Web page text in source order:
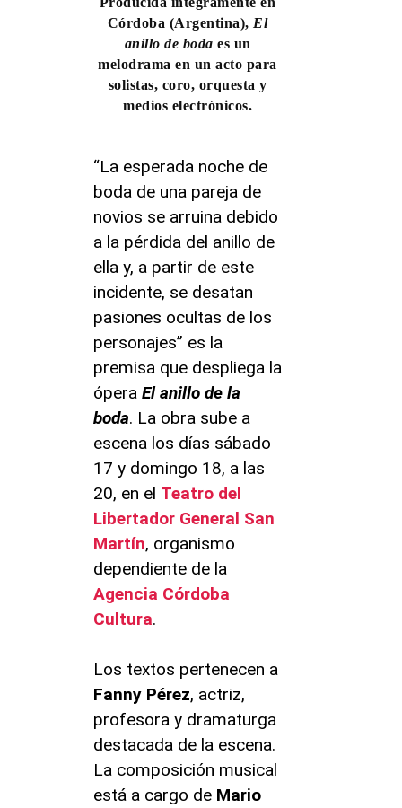
Córdoba (Argentina), El
anillo de boda es un
melodrama en un acto para
solistas, coro, orquesta y
medios electrónicos.
“La esperada noche de
boda de una pareja de
novios se arruina debido
a la pérdida del anillo de
ella y, a partir de este
incidente, se desatan
pasiones ocultas de los
personajes” es la
premisa que despliega la
ópera El anillo de la
boda. La obra sube a
escena los días sábado
17 y domingo 18, a las
20, en el Teatro del
Libertador General San
Martín, organismo
dependiente de la
Agencia Córdoba
Cultura.
Los textos pertenecen a
Fanny Pérez, actriz,
profesora y dramaturga
destacada de la escena.
La composición musical
está a cargo de Mario